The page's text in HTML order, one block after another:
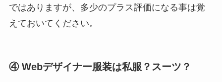
ではありますが、多少のプラス評価になる事は覚
えておいてください。
④ Webデザイナー服装は私服？スーツ？